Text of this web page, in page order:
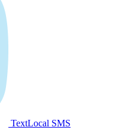
TextLocal SMS